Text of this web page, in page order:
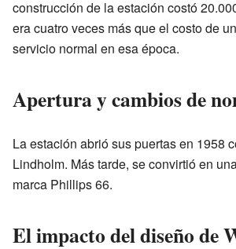
construcción de la estación costó
era cuatro veces más que el costo de
servicio normal en esa época.
Apertura y cambios de
La estación abrió sus puertas en 1958
Lindholm. Más tarde, se convirtió en
marca Phillips 66.
El impacto del diseño de